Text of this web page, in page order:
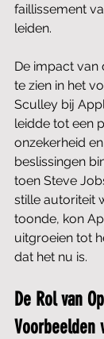
faillissement
leiden.
De impact van
te zien in het
Sculley bij
leidde tot een
onzekerheid
beslissingen
toen Steve
stille autoriteit
toonde, kon
uitgroeien tot
dat het nu is.
De Rol van
Voorbeelden